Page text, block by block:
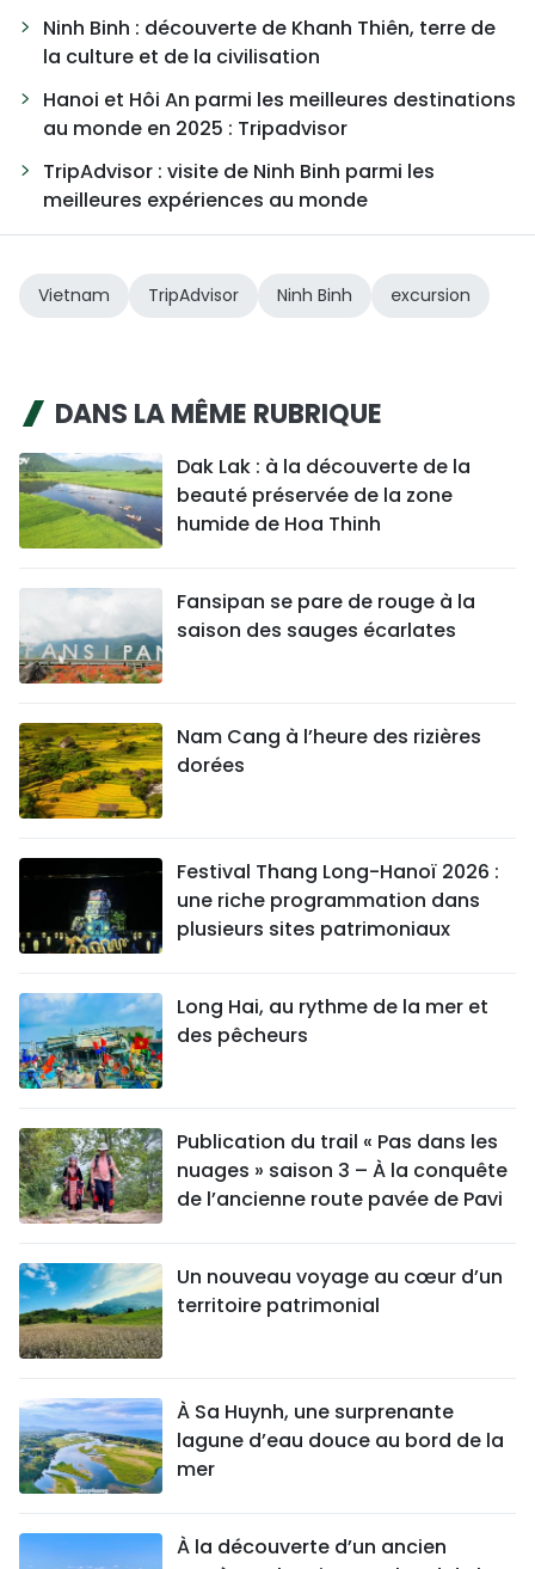
Ninh Binh : découverte de Khanh Thiên, terre de
la culture et de la civilisation
Hanoi et Hôi An parmi les meilleures destinations
au monde en 2025 : Tripadvisor
TripAdvisor : visite de Ninh Binh parmi les
meilleures expériences au monde
Vietnam TripAdvisor Ninh Binh excursion
DANS LA MÊME RUBRIQUE
Dak Lak : à la découverte de la
beauté préservée de la zone
humide de Hoa Thinh
Fansipan se pare de rouge à la
saison des sauges écarlates
Nam Cang à l’heure des rizières
dorées
Festival Thang Long-Hanoï 2026 :
une riche programmation dans
plusieurs sites patrimoniaux
Long Hai, au rythme de la mer et
des pêcheurs
Publication du trail « Pas dans les
nuages » saison 3 – À la conquête
de l’ancienne route pavée de Pavi
Un nouveau voyage au cœur d’un
territoire patrimonial
À Sa Huynh, une surprenante
lagune d’eau douce au bord de la
mer
À la découverte d’un ancien